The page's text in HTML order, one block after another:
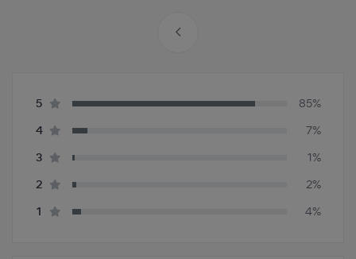
5
4
3
2
1
85%
7%
1%
2%
4%